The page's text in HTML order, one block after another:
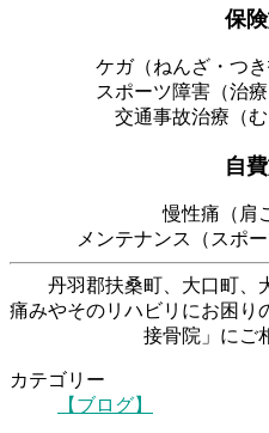
保
ケガ（ねんざ・つ
スポーツ障害（治
交通事故治療（
自
慢性痛（肩
メンテナンス（スポ
丹羽郡扶桑町、大口町、
痛みやそのリハビリにお困り
接骨院」にご
カテゴリー
【ブログ】